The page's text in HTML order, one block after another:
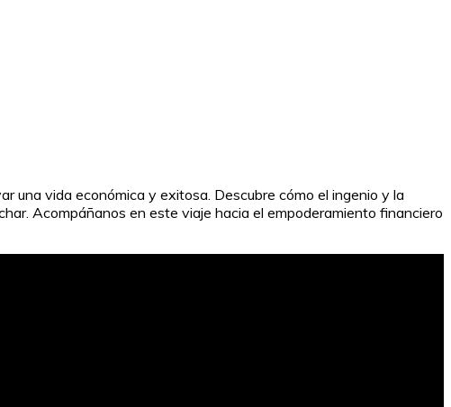
una vida económica y exitosa. Descubre cómo el ingenio y la
Acompáñanos en este viaje hacia el empoderamiento financiero